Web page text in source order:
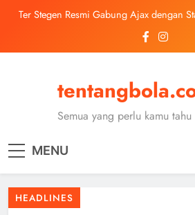
SkipTer Stegen Resmi Gabung Ajax dengan
Trabzonspor Mulai Negosiasi Mohamed
Medis Dijadwalkan 5 Agustus
2026, Siap Tatap Putaran Provinsi
Kerolin Resmi Gabung Barcelona, Transfer
Dilaporkan Pecahkan Rekor Penjualan
Pinjaman dari Barcelona
Trabzonspor Mulai Negosiasi Mohamed
Medis Dijadwalkan 5 Agustus
Malang United U-13 Juara Piala Soeratin
2026, Siap Tatap Putaran Provinsi
Semua yang perlu kamu
MENU
HEADLINES